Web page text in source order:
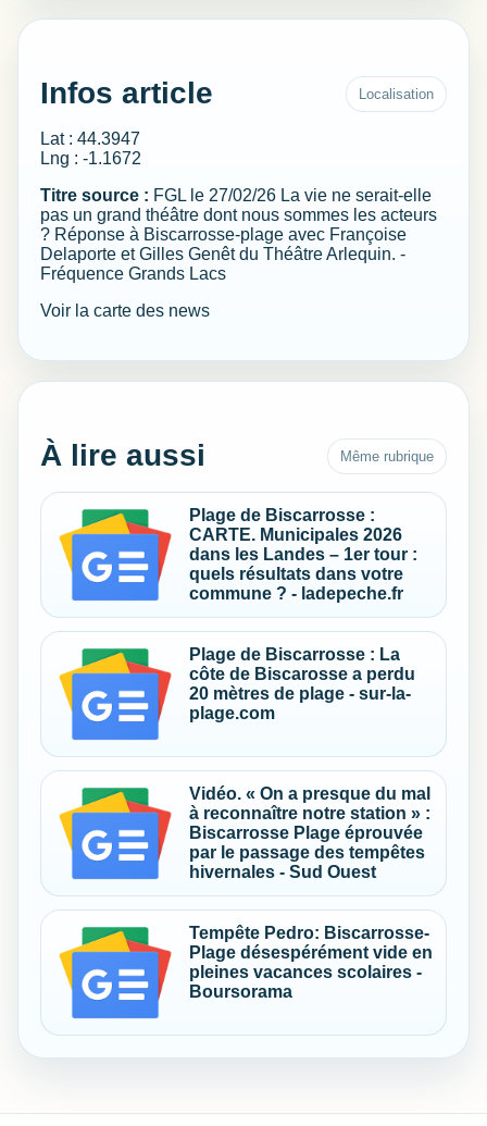
Infos article Localisation
Lat : 44.3947
Lng : -1.1672
Titre source : FGL le 27/02/26 La vie ne serait-elle
pas un grand théâtre dont nous sommes les acteurs
? Réponse à Biscarrosse-plage avec Françoise
Delaporte et Gilles Genêt du Théâtre Arlequin. -
Fréquence Grands Lacs
Voir la carte des news
À lire aussi Même rubrique
Plage de Biscarrosse :
CARTE. Municipales 2026
dans les Landes – 1er tour :
quels résultats dans votre
commune ? - ladepeche.fr
Plage de Biscarrosse : La
côte de Biscarosse a perdu
20 mètres de plage - sur-la-
plage.com
Vidéo. « On a presque du mal
à reconnaître notre station » :
Biscarrosse Plage éprouvée
par le passage des tempêtes
hivernales - Sud Ouest
Tempête Pedro: Biscarrosse-
Plage désespérément vide en
pleines vacances scolaires -
Boursorama